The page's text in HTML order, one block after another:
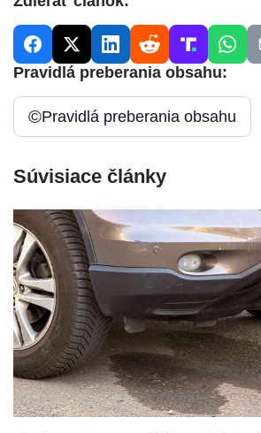
Pravidlá preberania obsahu:
©Pravidlá preberania obsahu
Súvisiace články